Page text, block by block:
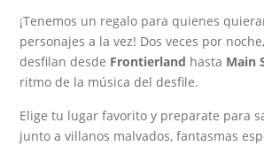
¡Tenemos un regalo para quienes
personajes a la vez! Dos veces por
desfilan desde Frontierland hasta Main
ritmo de la música del desfile.
Elige tu lugar favorito y preparate para
junto a villanos malvados, fantasmas